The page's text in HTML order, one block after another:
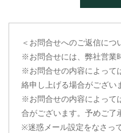
＜お問合せへのご返信につ
※お問合せには、弊社営業
※お問合せの内容によって
絡申し上げる場合がござい
※お問合せの内容によって
合がございます。予めご了
※迷惑メール設定をなさっ